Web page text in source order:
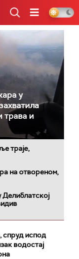
у
трава и
траје,
на отвореном,
спруд испод
водостај